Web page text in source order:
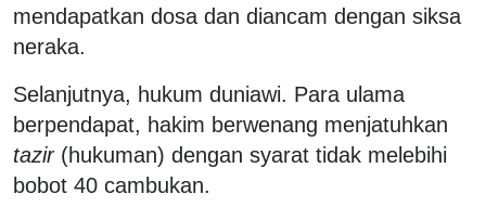
mendapatkan dosa dan diancam dengan siksa
neraka.
Selanjutnya, hukum duniawi. Para ulama
berpendapat, hakim berwenang menjatuhkan
tazir(hukuman) dengan syarat tidak melebihi
bobot 40 cambukan.